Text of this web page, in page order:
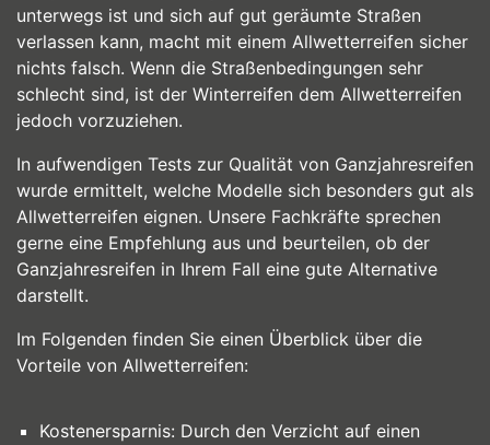
unterwegs ist und sich auf gut geräumte Straßen
verlassen kann, macht mit einem Allwetterreifen sicher
nichts falsch. Wenn die Straßenbedingungen sehr
schlecht sind, ist der Winterreifen dem Allwetterreifen
jedoch vorzuziehen.
In aufwendigen Tests zur Qualität von Ganzjahresreifen
wurde ermittelt, welche Modelle sich besonders gut als
Allwetterreifen eignen. Unsere Fachkräfte sprechen
gerne eine Empfehlung aus und beurteilen, ob der
Ganzjahresreifen in Ihrem Fall eine gute Alternative
darstellt.
Im Folgenden finden Sie einen Überblick über die
Vorteile von Allwetterreifen:
Kostenersparnis: Durch den Verzicht auf einen